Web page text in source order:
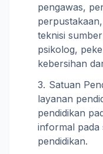
pengawas,
teknisi
psikolog,
kebersihan
Satuan
layanan
pendidikan
informal pada
pendidikan.